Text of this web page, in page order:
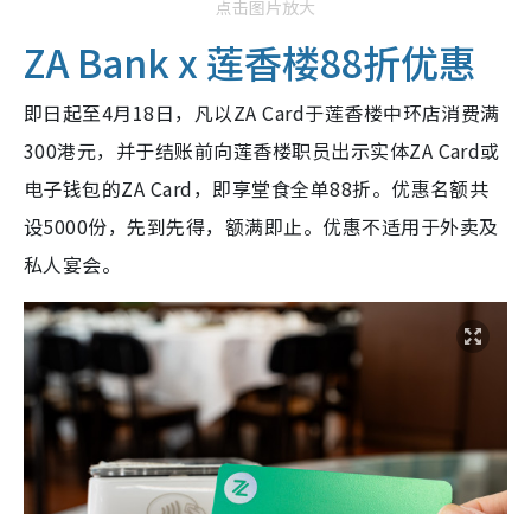
点击图片放大
ZA Bank x 莲香楼88折优惠
即日起至4月18日，凡以ZA Card于莲香楼中环店消费满
300港元，并于结账前向莲香楼职员出示实体ZA Card或
电子钱包的ZA Card，即享堂食全单88折。优惠名额共
设5000份，先到先得，额满即止。优惠不适用于外卖及
私人宴会。